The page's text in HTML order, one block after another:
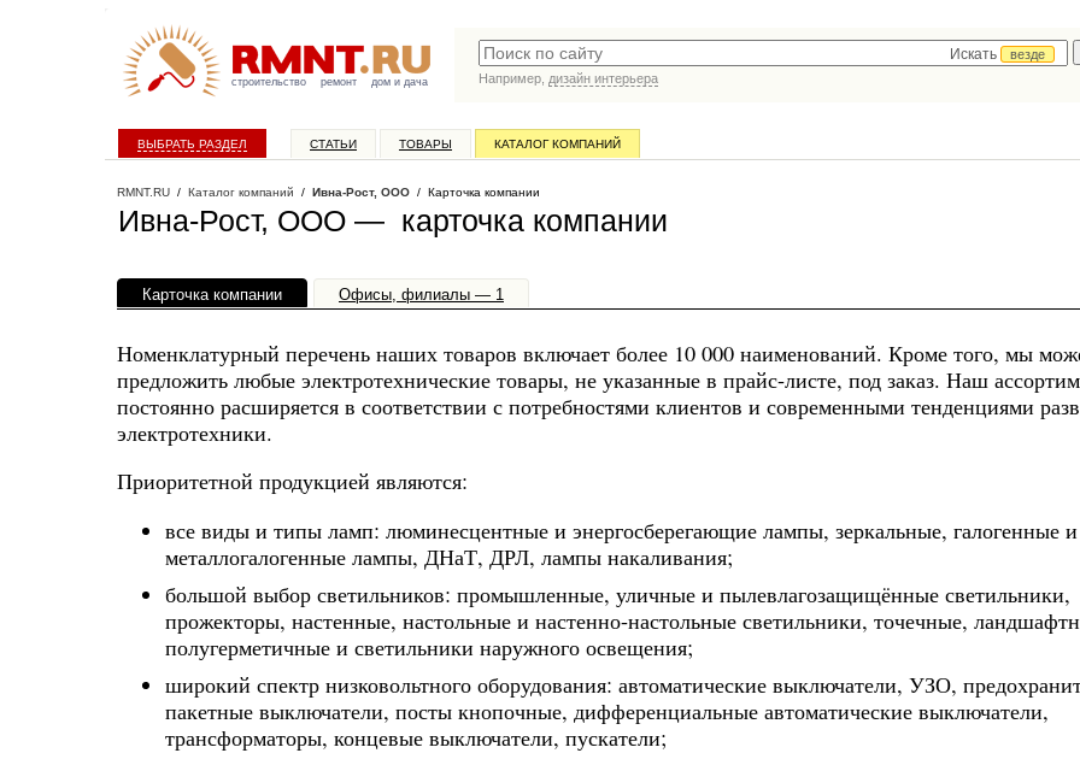
строительство ремонт дом и дача
Искать
везде
Например, дизайн интерьера
ВЫБРАТЬ РАЗДЕЛ СТАТЬИ ТОВАРЫ КАТАЛОГ КОМПАНИЙ
RMNT.RU / Каталог компаний / Ивна-Рост, ООО / Карточка компании
Ивна-Рост, ООО — карточка компании
Карточка компании Офисы, филиалы — 1
Номенклатурный перечень наших товаров включает более 10 000 наименований. Кроме того, мы
предложить любые электротехнические товары, не указанные в прайс-листе, под заказ. Наш
постоянно расширяется в соответствии с потребностями клиентов и современными тенденциями
электротехники.
Приоритетной продукцией являются:
все виды и типы ламп: люминесцентные и энергосберегающие лампы, зеркальные, галогенные и
металлогалогенные лампы, ДНаТ, ДРЛ, лампы накаливания;
большой выбор светильников: промышленные, уличные и пылевлагозащищённые светильники,
прожекторы, настенные, настольные и настенно-настольные светильники, точечные,
полугерметичные и светильники наружного освещения;
широкий спектр низковольтного оборудования: автоматические выключатели, УЗО,
пакетные выключатели, посты кнопочные, дифференциальные автоматические выключатели,
трансформаторы, концевые выключатели, пускатели;